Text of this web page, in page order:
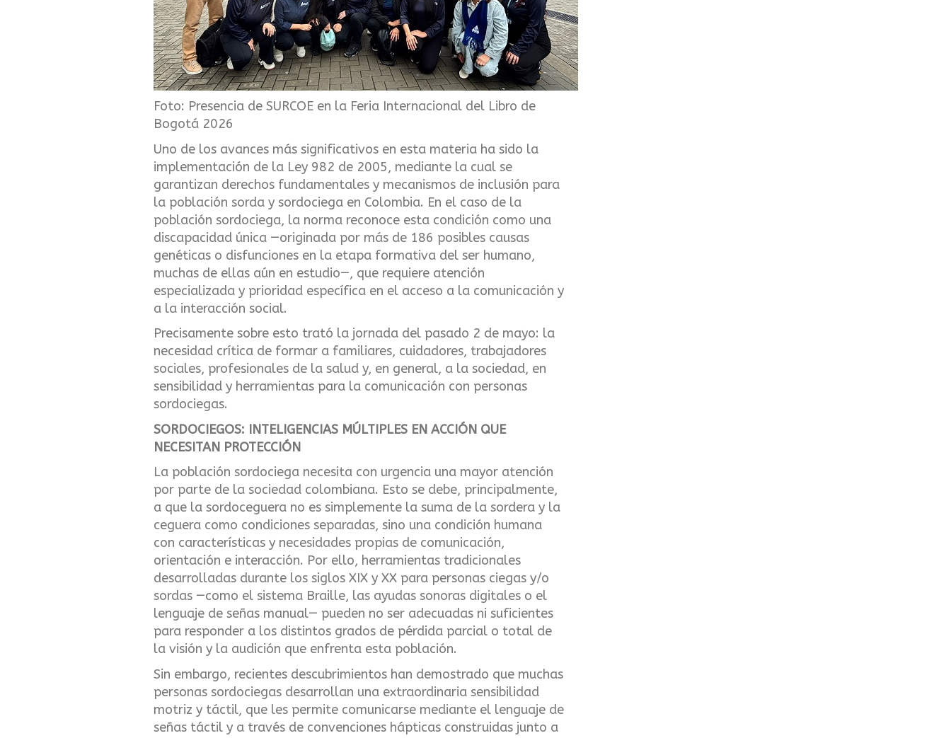
Foto: Presencia de SURCOE en la Feria Internacional del Libro de
Bogotá 2026
Uno de los avances más significativos en esta materia ha sido la
implementación de la Ley 982 de 2005, mediante la cual se
garantizan derechos fundamentales y mecanismos de inclusión para
la población sorda y sordociega en Colombia. En el caso de la
población sordociega, la norma reconoce esta condición como una
discapacidad única —originada por más de 186 posibles causas
genéticas o disfunciones en la etapa formativa del ser humano,
muchas de ellas aún en estudio—, que requiere atención
especializada y prioridad específica en el acceso a la comunicación y
a la interacción social.
Precisamente sobre esto trató la jornada del pasado 2 de mayo: la
necesidad crítica de formar a familiares, cuidadores, trabajadores
sociales, profesionales de la salud y, en general, a la sociedad, en
sensibilidad y herramientas para la comunicación con personas
sordociegas.
SORDOCIEGOS: INTELIGENCIAS MÚLTIPLES EN ACCIÓN QUE
NECESITAN PROTECCIÓN
La población sordociega necesita con urgencia una mayor atención
por parte de la sociedad colombiana. Esto se debe, principalmente,
a que la sordoceguera no es simplemente la suma de la sordera y la
ceguera como condiciones separadas, sino una condición humana
con características y necesidades propias de comunicación,
orientación e interacción. Por ello, herramientas tradicionales
desarrolladas durante los siglos XIX y XX para personas ciegas y/o
sordas —como el sistema Braille, las ayudas sonoras digitales o el
lenguaje de señas manual— pueden no ser adecuadas ni suficientes
para responder a los distintos grados de pérdida parcial o total de
la visión y la audición que enfrenta esta población.
Sin embargo, recientes descubrimientos han demostrado que muchas
personas sordociegas desarrollan una extraordinaria sensibilidad
motriz y táctil, que les permite comunicarse mediante el lenguaje de
señas táctil y a través de convenciones hápticas construidas junto a